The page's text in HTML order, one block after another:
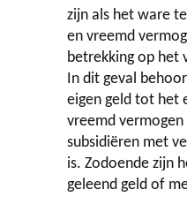
zijn als het ware
en vreemd
betrekking op het
In dit geval
eigen geld tot het
vreemd
subsidiëren met
is. Zodoende zijn
geleend geld of